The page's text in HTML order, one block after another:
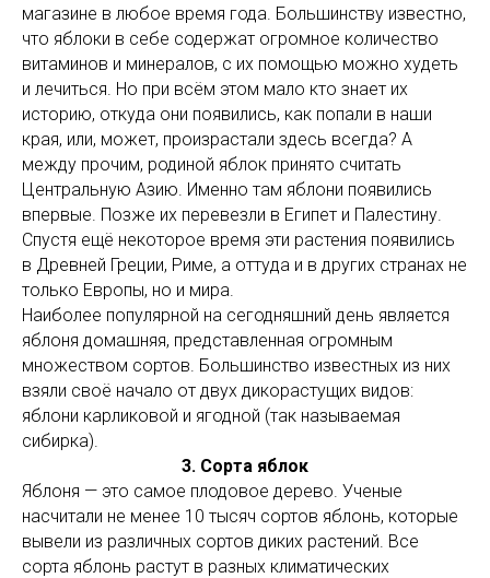
магазине в любое время года. Большинству известно,
что яблоки в себе содержат огромное количество
витаминов и минералов, с их помощью можно худеть
и лечиться. Но при всём этом мало кто знает их
историю, откуда они появились, как попали в наши
края, или, может, произрастали здесь всегда? А
между прочим, родиной яблок принято считать
Центральную Азию. Именно там яблони появились
впервые. Позже их перевезли в Египет и Палестину.
Спустя ещё некоторое время эти растения появились
в Древней Греции, Риме, а оттуда и в других странах не
только Европы, но и мира.
Наиболее популярной на сегодняшний день является
яблоня домашняя, представленная огромным
множеством сортов. Большинство известных из них
взяли своё начало от двух дикорастущих видов:
яблони карликовой и ягодной (так называемая
сибирка).
3. Сорта яблок
Яблоня — это самое плодовое дерево. Ученые
насчитали не менее 10 тысяч сортов яблонь, которые
вывели из различных сортов диких растений. Все
сорта яблонь растут в разных климатических